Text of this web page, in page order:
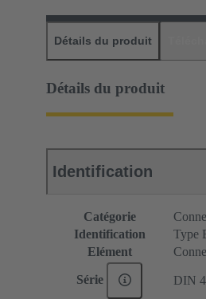
Détails du produit
Détails du produit
Identification
Catégorie
Identification
Type
Elément
Série DIN